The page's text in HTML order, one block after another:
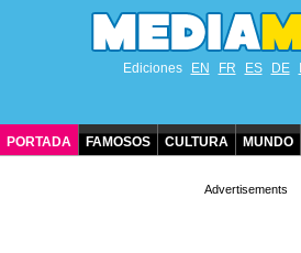
Ediciones EN FR ES DE
PORTADA FAMOSOS CULTURA MUNDO